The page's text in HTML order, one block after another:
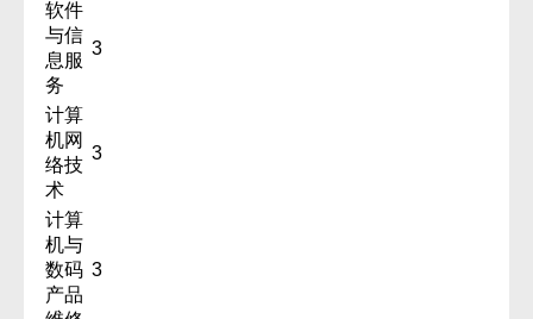
软件
与信
息服
务
3
计算
机网
络技
术
3
计算
机与
数码
产品
3